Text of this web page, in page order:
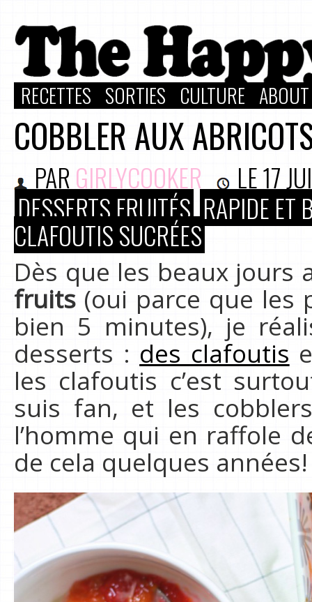
RECETTES SORTIES CULTURE
COBBLER AUX
PAR GIRLYCOOKER LE17
DESSERTS FRUITÉS RAPIDE ET
CLAFOUTIS SUCRÉES
Dès que les beaux
fruits (oui parce que les
bien 5 minutes), je
desserts : des clafoutis
les clafoutis c’est
suis fan, et les
l’homme qui en raffole
de cela quelques années!